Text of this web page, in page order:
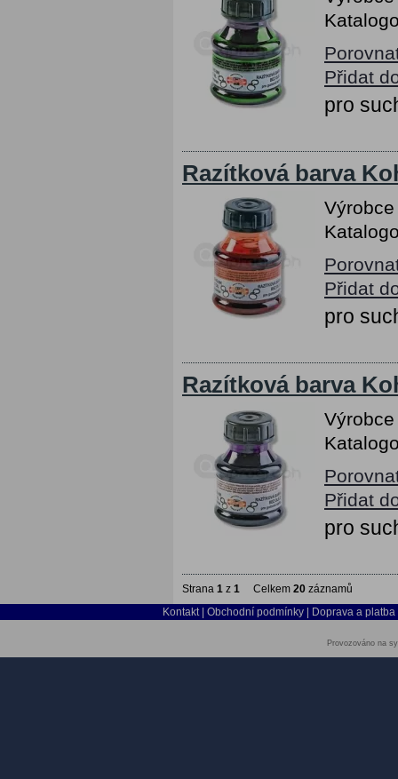
Přidat
pro
Razítková barva
Přidat
pro
Razítková barva
Přidat
pro
Strana 1 z 1 Celkem 20 záznamů
Kontakt
Obchodní podmínky Doprava a platba
Provozováno na